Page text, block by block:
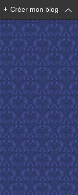
+ Créer mon blog